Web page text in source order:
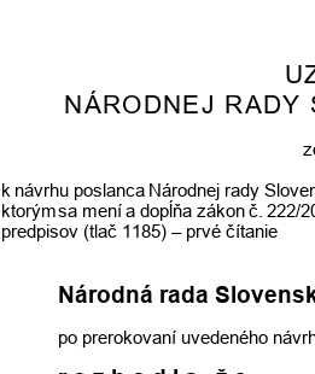
NÁRODNEJ RADY
k návrhu poslanca Národnej rady
ktorýmsa mení a dopĺňa zákonč. 222/
predpisov (tlač 1185) – prvé čítanie
Národná rada
po prerokovaní uvedeného